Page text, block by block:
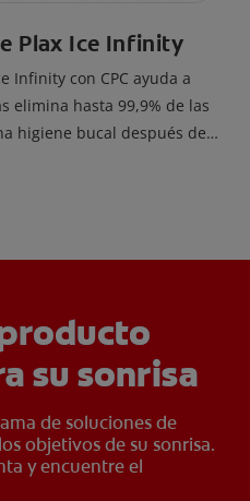
Plax Ice Infinity
Infinity con CPC ayuda a
elimina hasta 99,9% de las
higiene bucal después del
su sonrisa
de soluciones de
objetivos de su sonrisa.
y encuentre el